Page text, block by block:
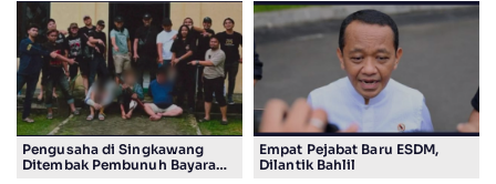
Pengusaha di Singkawang
Ditembak Pembunuh Bayaran
Empat Pejabat Baru ESDM,
Dilantik Bahlil